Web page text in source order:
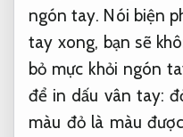
ngón tay. Nói biện
tay xong, bạn sẽ
bỏ mực khỏi ngón
để in dấu vân tay:
màu đỏ là màu